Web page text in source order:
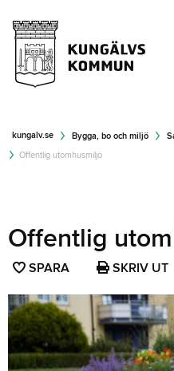
kungalv.se Bygga, bo och miljö
Offentlig utomhusmiljö
Offentlig
SPARA SPARA
SOM
FAVORIT
SKRIV UT